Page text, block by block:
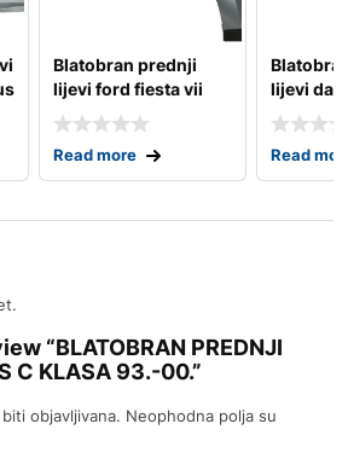
Blatobran prednji
lijevi ford fiesta vii
04.17-
Read more
lijevi
98.-
Read
“BLATOBRAN PREDNJI
C KLASA 93.-00.”
objavljivana. Neophodna polja su